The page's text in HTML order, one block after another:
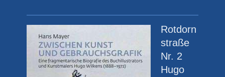
Rotdorn
straße
Nr. 2
Hugo